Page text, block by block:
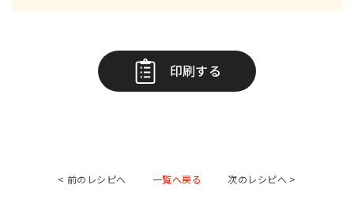
印刷する
< 前のレシピへ 一覧へ戻る 次のレシピへ >